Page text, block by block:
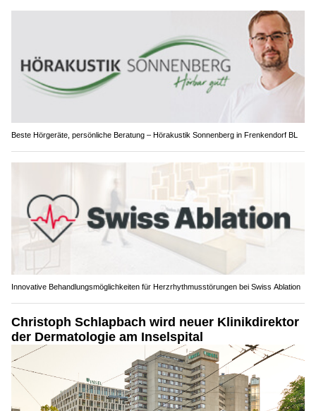
Beste Hörgeräte, persönliche Beratung – Hörakustik Sonnenberg in Frenkendorf BL
Innovative Behandlungsmöglichkeiten für Herzrhythmusstörungen bei Swiss Ablation
Christoph Schlapbach wird neuer Klinikdirektor
der Dermatologie am Inselspital